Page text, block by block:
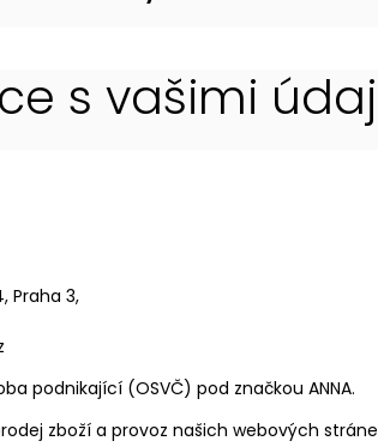
s vašimi
Praha 3,
podnikající (OSVČ) pod značkou ANNA.
zboží a provoz našich webových